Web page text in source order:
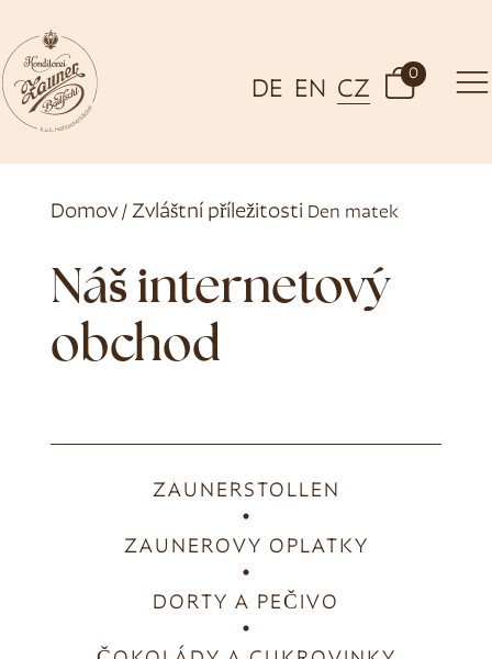
DE EN CZ
0
Domov/ Zvláštní příležitosti Den matek
Náš internetový
obchod
ZAUNERSTOLLEN
ZAUNEROVY OPLATKY
DORTY A PEČIVO